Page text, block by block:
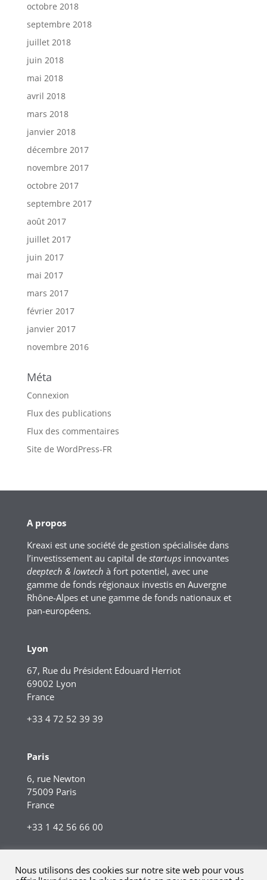
octobre 2018
septembre 2018
juillet 2018
juin 2018
mai 2018
avril 2018
mars 2018
janvier 2018
décembre 2017
novembre 2017
octobre 2017
septembre 2017
août 2017
juillet 2017
juin 2017
mai 2017
mars 2017
février 2017
janvier 2017
novembre 2016
Méta
Connexion
Flux des publications
Flux des commentaires
Site de WordPress-FR
A propos
Kreaxi est une société de gestion spécialisée dans
l’investissement au capital de startupsinnovantes
deeptech & lowtech à fort potentiel, avec une
gamme de fonds régionaux investis en Auvergne
Rhône-Alpes et une gamme de fonds nationaux et
pan-européens.
Lyon
67, Rue du Président Edouard Herriot
69002 Lyon
France
+33 4 72 52 39 39
Paris
6, rue Newton
75009 Paris
France
+33 1 42 56 66 00
Nous utilisons des cookies sur notre site web pour vous